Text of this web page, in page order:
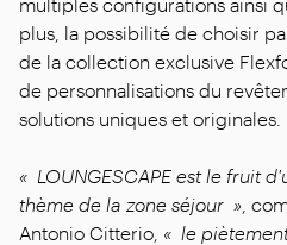
plus, la possibilité de choisir
de la collection exclusive
de personnalisations du
solutions uniques et originales.
« LOUNGESCAPE est le fruit
thème de la zone séjour » ,
Antonio Citterio, « le